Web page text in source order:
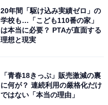
20年間「駆け込み実績ゼロ」の
学校も…「こども110番の家」
は本当に必要？ PTAが直面する
理想と現実
「青春18きっぷ」販売激減の裏
に何が？ 連続利用の厳格化だけ
ではない「本当の理由」